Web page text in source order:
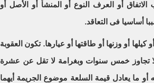
أو العرف النوع أو المنشأ أو الأصل أو
أساسيا فى التعاقد.
أو وزنها أو طاقتها أو عيارها. تكون العقوبة
تجاوز خمس سنوات وبغرامة لا تقل عن عشرة
أو ما يعادل قيمة السلعة موضوع الجريمة أيهما